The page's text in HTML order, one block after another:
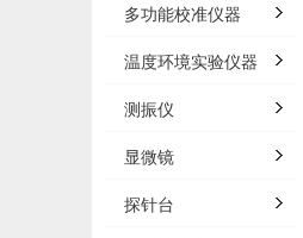
多功能校准仪器
温度环境实验仪器
测振仪
显微镜
探针台